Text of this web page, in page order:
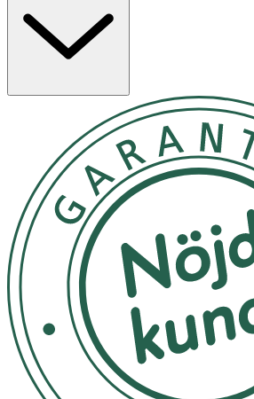
att smeta ut eller fjädra.
Formulan är berikad med jojobaolja
mjuk och behaglig känsla vid
· Krämig läppenna i rosamauve
· 2-i-1-produkt för kontur och
· Semi-matt finish med lång
· Innehåller jojobaolja för mjuk
· Vegansk, parfymfri och kliniskt
Användning
· Applicera längs läppkonturen
· Fyll i hela läpparna för ett mer